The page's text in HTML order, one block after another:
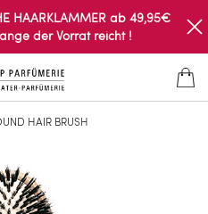
HAARKLAMMER ab 49,95€
der Vorrat reicht !
HAIR BRUSH